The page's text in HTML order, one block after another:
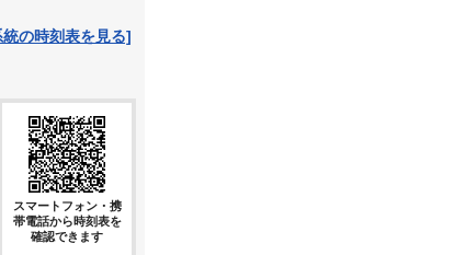
の時刻表を見る]
スマートフォン・携
帯電話から時刻表を
確認できます